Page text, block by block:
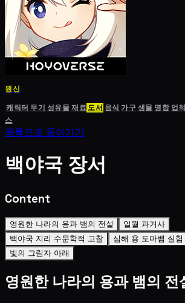
원신
캐릭터 무기 성유물재료도서 음식 가구생물 명함 업적
스
목록으로 돌아가기
백야국 장서
Content
영원한 나라의 용과 뱀의 전설
일월 과거사
백야국 지리 수문학적 고찰
심해 용 도마뱀 실험
빛의 그림자 아래
영원한 나라의 용과 뱀의 전